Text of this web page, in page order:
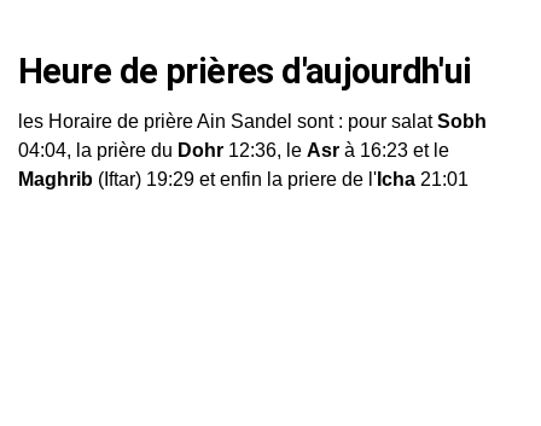
Heure de prières d'aujourdh'ui
les Horaire de prière Ain Sandel sont : pour salatSobh
04:04, la prière du Dohr 12:36, le Asr à 16:23 et le
Maghrib (Iftar) 19:29 et enfin la priere de l' Icha 21:01